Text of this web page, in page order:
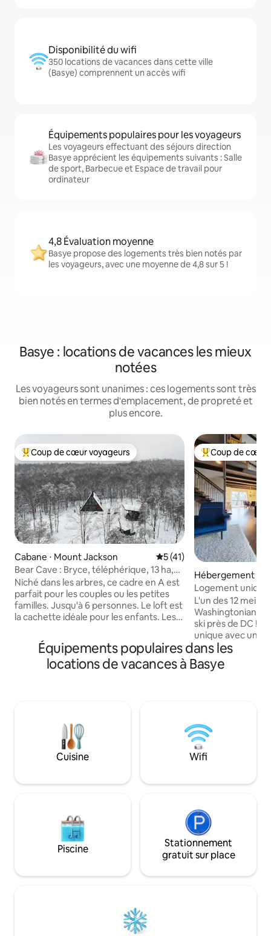
Disponibilité du wifi
350 locations de vacances dans cette ville
(Basye) comprennent un accès wifi
Équipements populaires pour les voyageurs
Les voyageurs effectuant des séjours direction
Basye apprécient les équipements suivants : Salle
de sport, Barbecue et Espace de travail pour
ordinateur
4,8 Évaluation moyenne
Basye propose des logements très bien notés par
les voyageurs, avec une moyenne de 4,8 sur 5 !
Basye : locations de vacances les mieux
notées
Les voyageurs sont unanimes : ces logements sont très
bien notés en termes d'emplacement, de propreté et
plus encore.
Coups de cœur voyageurs les plus appréciés
Coup de cœur voyageurs
Cabane ⋅ Mount Jackson Évaluation moyenne sur la
5 (41)
Bear Cave : Bryce, téléphérique, 13 ha,
gym, sauna
Niché dans les arbres, ce cadre en A est
parfait pour les couples ou les petites
familles. Jusqu'à 6 personnes. Le loft est
la cachette idéale pour les enfants. Les
forêt à l'intérieur, et l'intérieur rustique
et moderne offre le meilleur des deux
mondes. Savourez votre café du matin
jour de votre séjour (d'une valeur de
120 $ et plus par jour) couvrant les
remontées mécaniques, la glissade sur
tube, le patinage sur glace, le golf
Coups de cœur
Coup de cœur
Hébergement ⋅
Logement unique
montagne au
L'un des 12
Washingtonian
ski près de DC ! Un joyau magnifique et
unique avec une
montagne à
mile du lodge.
luxueusement
une table de
table. La cuisine est
retraite parfaite
pour votre escapade !
(NEMA 14-50) !
Équipements populaires dans les
locations de vacances à Basye
Cuisine Wifi
Piscine
Stationnement
gratuit sur place